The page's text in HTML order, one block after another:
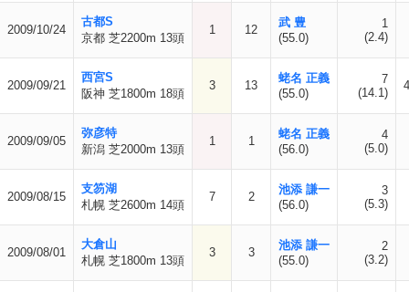
2009/10/24
古都S
京都 芝2200m 13頭
1 12
武 豊
(55.0)
1
(2.4)
2009/09/21
西宮S
阪神 芝1800m 18頭
3 13
蛯名 正義
(55.0)
7
(14.1)
2009/09/05
弥彦特
新潟 芝2000m 13頭
1 1
蛯名 正義
(56.0)
4
(5.0)
2009/08/15
支笏湖
札幌 芝2600m 14頭
7 2
池添 謙一
(56.0)
3
(5.3)
2009/08/01
大倉山
札幌 芝1800m 13頭
3 3
池添 謙一
(55.0)
2
(3.2)